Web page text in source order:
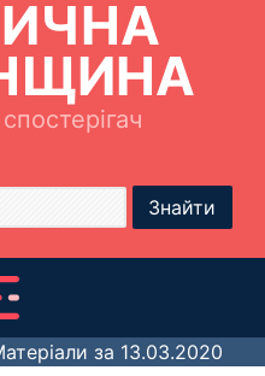
Знайти
за 13.03.2020